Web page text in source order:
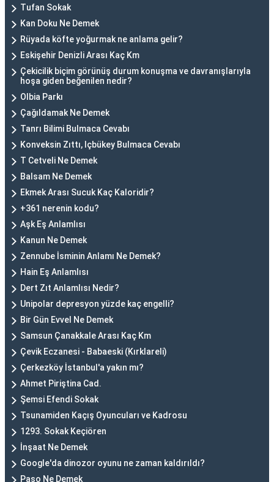
Tufan Sokak
Kan Doku Ne Demek
Rüyada köfte yoğurmak ne anlama gelir?
Eskişehir Denizli Arası Kaç Km
Çekicilik biçim görünüş durum konuşma ve davranışlarıyla
hoşa giden beğenilen nedir?
Olbia Parkı
Çağıldamak Ne Demek
Tanrı Bilimi Bulmaca Cevabı
Konveksin Zıttı, Içbükey Bulmaca Cevabı
T Cetveli Ne Demek
Balsam Ne Demek
Ekmek Arası Sucuk Kaç Kaloridir?
+361 nerenin kodu?
Aşk Eş Anlamlısı
Kanun Ne Demek
Zennube İsminin Anlamı Ne Demek?
Hain Eş Anlamlısı
Dert Zıt Anlamlısı Nedir?
Unipolar depresyon yüzde kaç engelli?
Bir Gün Evvel Ne Demek
Samsun Çanakkale Arası Kaç Km
Çevik Eczanesi - Babaeski (Kırklareli)
Çerkezköy İstanbul'a yakın mı?
Ahmet Piriştina Cad.
Şemsi Efendi Sokak
Tsunamiden Kaçış Oyuncuları ve Kadrosu
1293. Sokak Keçiören
İnşaat Ne Demek
Google'da dinozor oyunu ne zaman kaldırıldı?
Paso Ne Demek